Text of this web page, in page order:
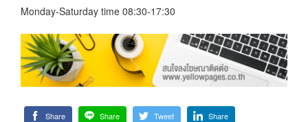
Monday-Saturday time 08:30-17:30
Share Share Tweet Share